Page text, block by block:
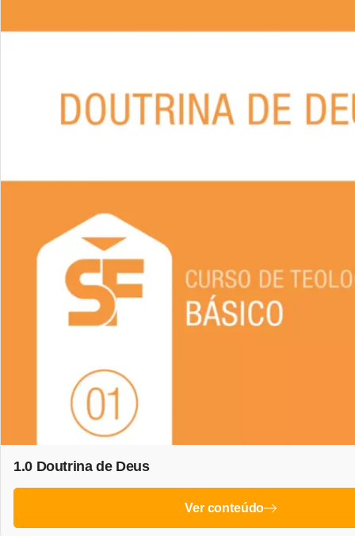
1.0 Doutrina de Deus
Ver conteúdo